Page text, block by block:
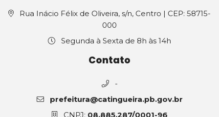
Rua Inácio Félix de Oliveira, s/n, Centro | CEP: 58715-
000
Segunda à Sexta de 8h às 14h
Contato
-
prefeitura@catingueira.pb.gov.br
CNPJ: 08.885.287/0001-96